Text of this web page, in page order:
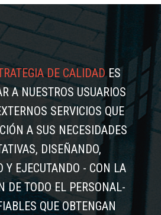
DE CALIDADES
A NUESTROS USUARIOS
SERVICIOS QUE
A SUS NECESIDADES
DISEÑANDO,
Y EJECUTANDO - CON LA
DE TODO EL PERSONAL-
QUE OBTENGAN